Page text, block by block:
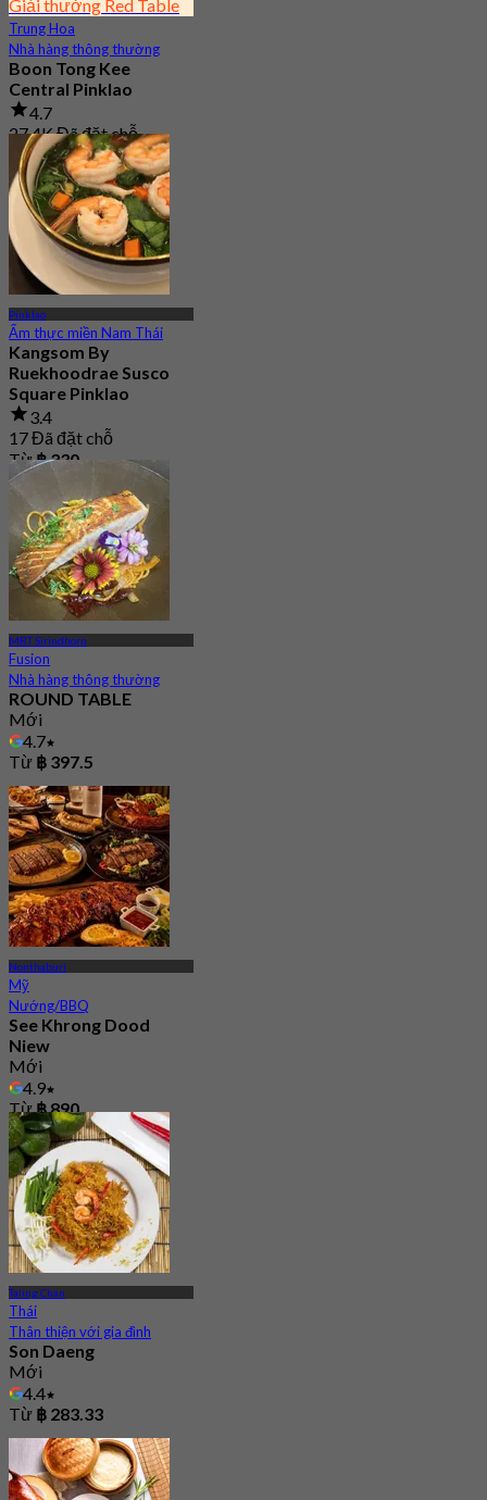
Giải thưởng Red Table
Trung Hoa
Nhà hàng thông thường
Boon Tong Kee
Central Pinklao
4.7
27.4K Đã đặt chỗ
Từ฿ 362.5
Pinklao
Ẩm thực miền Nam Thái
Kangsom By
Ruekhoodrae Susco
Square Pinklao
3.4
17 Đã đặt chỗ
Từ฿ 330
MRT Sirindhorn
Fusion
Nhà hàng thông thường
ROUND TABLE
Mới
4.7
Từ ฿ 397.5
Nonthaburi
Mỹ
Nướng/BBQ
See Khrong Dood
Niew
Mới
4.9
Từ฿ 890
Taling Chan
Thái
Thân thiện với gia đình
Son Daeng
Mới
4.4
Từ ฿ 283.33